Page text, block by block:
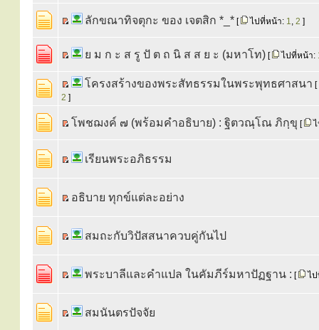
ลักขณาทิจตุกะ ของ เจตสิก *_* [ ไปที่หน้า: 1, 2 ]
ย ม ก ะ ส รู ปั ต ถ นิ ส ส ย ะ (มหาโท) [ ไปที่หน้า:
โครงสร้างของพระสัทธรรมในพระพุทธศาสนา [
2 ]
โพชฌงค์ ๗ (พร้อมคำอธิบาย) : ฐิตวณฺโณ ภิกฺขุ [
เรียนพระอภิธรรม
อธิบาย ทุกข์แต่ละอย่าง
สมถะกับวิปัสสนาควบคู่กันไป
พระบาลีและคำแปล ในคัมภีร์มหาปัฏฐาน : [ ไ
สมนันตรปัจจัย